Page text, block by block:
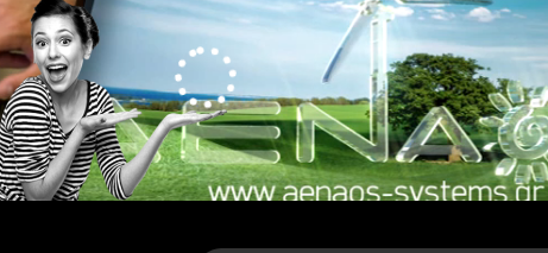
Prints
advertising
planning & mix
material
Media